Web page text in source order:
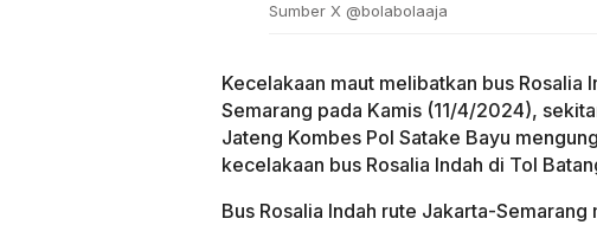
Sumber X @bolabolaaja
Kecelakaan maut melibatkan bus
Semarang pada Kamis (11/4/2024),
Jateng Kombes Pol Satake Bayu
kecelakaan bus Rosalia Indah di Tol
Bus Rosalia Indah rute Jakarta-